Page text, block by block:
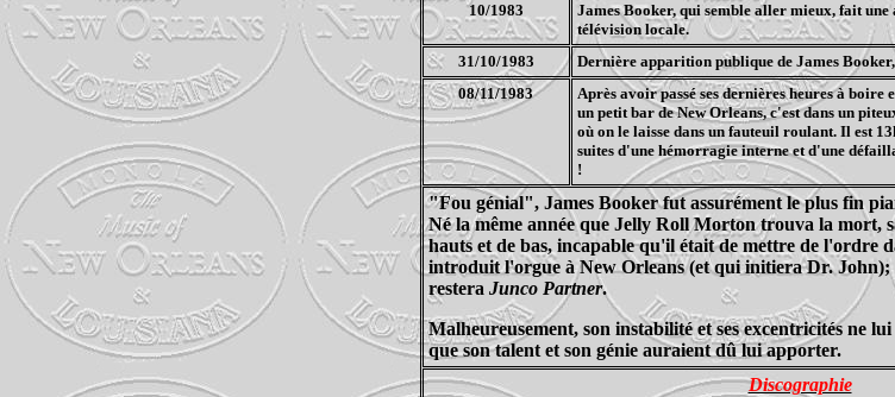
10/1983
James Booker, qui semble aller mieux, fait une
télévision locale.
31/10/1983
Dernière apparition publique de James
08/11/1983
Après avoir passé ses dernières heures à boire
un petit bar de New Orleans, c'est dans un
où on le laisse dans un fauteuil roulant. Il est
suites d'une hémorragie interne et d'une
!
"Fou génial", James Booker fut assurément le plus fin
Né la même année que Jelly Roll Morton trouva la mort,
hauts et de bas, incapable qu'il était de mettre de l'ordre
introduit l'orgue à New Orleans (et qui initiera Dr. John);
restera Junco Partner.
Malheureusement, son instabilité et ses excentricités ne
que son talent et son génie auraient dû lui apporter.
Discographie